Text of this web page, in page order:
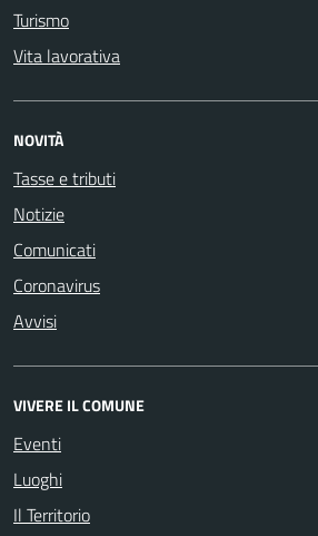
Turismo
Vita lavorativa
NOVITÀ
Tasse e tributi
Notizie
Comunicati
Coronavirus
Avvisi
VIVERE IL COMUNE
Eventi
Luoghi
Il Territorio